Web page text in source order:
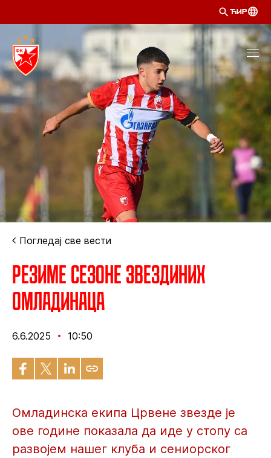
ЋИР
Погледај све вести
Резиме сезоне Звездиних
омладинаца
6.6.2025 10:50
Омладинска екипа Црвене звезде је
ове године показала да иде у стопу са
развојем нашег клуба и сениорског